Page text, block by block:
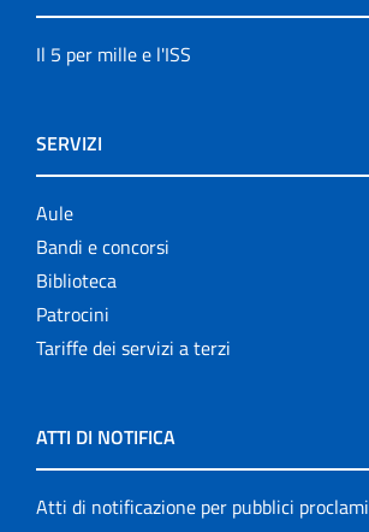
Il 5 per mille e l'ISS
SERVIZI
Aule
Bandi e concorsi
Biblioteca
Patrocini
Tariffe dei servizi a terzi
ATTI DI NOTIFICA
Atti di notificazione per pubblici proclami